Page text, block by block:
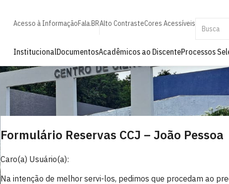
Acesso à InformaçãoFala.BRAlto ContrasteCores Acessíveis
InstitucionalDocumentosAcadêmicos ao DiscenteProcessos
Formulário Reservas CCJ – João Pessoa
Caro(a) Usuário(a):
Na intenção de melhor servi-los, pedimos que procedam ao